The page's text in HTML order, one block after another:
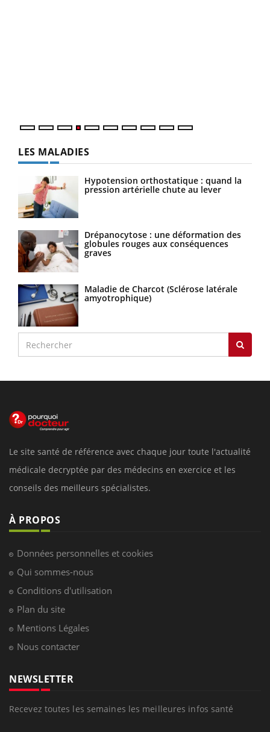
LES MALADIES
Hypotension orthostatique : quand la
pression artérielle chute au lever
Drépanocytose : une déformation des
globules rouges aux conséquences
graves
Maladie de Charcot (Sclérose latérale
amyotrophique)
Le site santé de référence avec chaque jour toute l'actualité
médicale decryptée par des médecins en exercice et les
conseils des meilleurs spécialistes.
À PROPOS
Données personnelles et cookies
Qui sommes-nous
Conditions d'utilisation
Plan du site
Mentions Légales
Nous contacter
NEWSLETTER
Recevez toutes les semaines les meilleures infos santé